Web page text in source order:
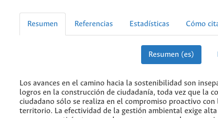
Resumen Referencias Estadísticas Cómo
Resumen (es)
Los avances en el camino hacia la sostenibilidad son
logros en la construcción de ciudadanía, toda vez que la
ciudadano sólo se realiza en el compromiso proactivo
territorio. La efectividad de la gestión ambiental exige